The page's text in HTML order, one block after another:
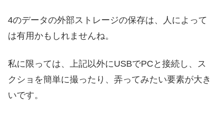
4のデータの外部ストレージの保存は、人によって
は有用かもしれませんね。
私に限っては、上記以外にUSBでPCと接続し、ス
クショを簡単に撮ったり、弄ってみたい要素が大き
いです。